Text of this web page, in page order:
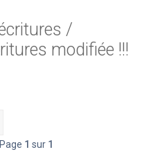
/
modifiée !!!
1 sur 1